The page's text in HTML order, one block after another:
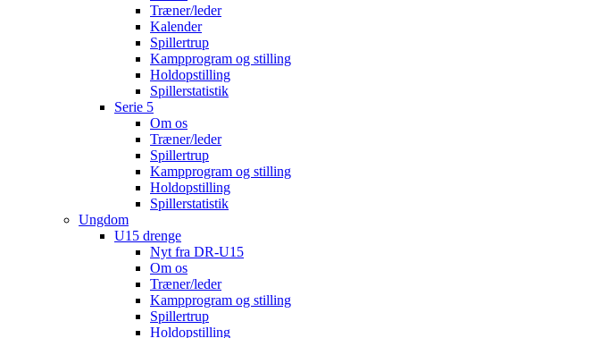
Træner/leder
Kalender
Spillertrup
Kampprogram og stilling
Holdopstilling
Spillerstatistik
Serie 5
Om os
Træner/leder
Spillertrup
Kampprogram og stilling
Holdopstilling
Spillerstatistik
Ungdom
U15 drenge
Nyt fra DR-U15
Om os
Træner/leder
Kampprogram og stilling
Spillertrup
Holdopstilling